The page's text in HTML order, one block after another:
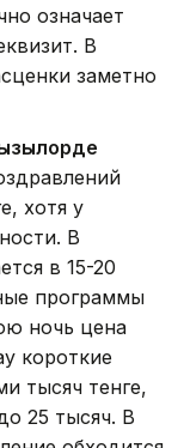
означает
В
заметно
хотя у
В
в 15-20
программы
ночь цена
короткие
тысяч тенге,
25 тысяч. В